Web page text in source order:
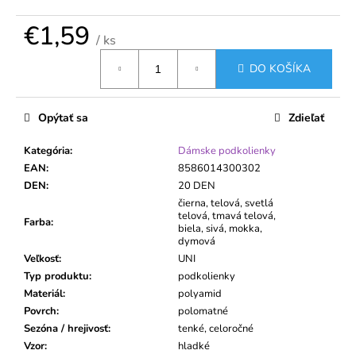
€1,59 / ks
DO KOŠÍKA
Kategória:
Dámske podkolienky
EAN:
8586014300302
DEN: 20 DEN
Farba:
čierna, telová, svetlá
telová, tmavá telová,
biela, sivá, mokka,
dymová
Veľkosť:
UNI
Typ produktu:
podkolienky
Materiál:
polyamid
Povrch:
polomatné
Sezóna / hrejivosť:
tenké, celoročné
Vzor:
hladké
Opýtať sa Zdieľať
JEMNOU
KRAJKOU
KARA